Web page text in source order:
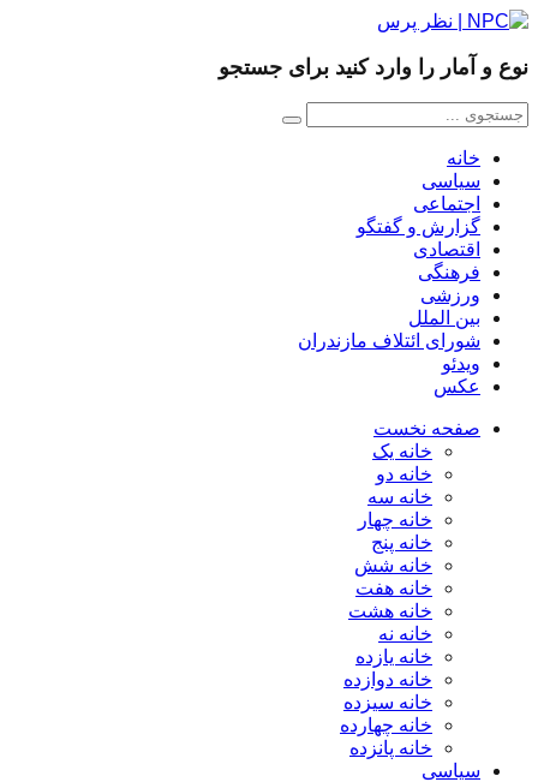
نوع و آمار را وارد کنید برای جستجو
خانه
سیاسی
اجتماعی
گزارش و گفتگو
اقتصادی
فرهنگی
ورزشی
بین الملل
شورای ائتلاف مازندران
ویدئو
عکس
صفحه نخست
خانه یک
خانه دو
خانه سه
خانه چهار
خانه پنج
خانه شش
خانه هفت
خانه هشت
خانه نه
خانه یازده
خانه دوازده
خانه سیزده
خانه چهارده
خانه پانزده
سیاسی